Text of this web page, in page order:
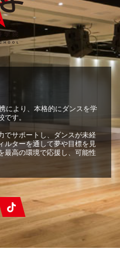
により、本格的にダンスを学
す。
でサポートし、ダンスが未経
ルターを通して夢や目標を見
最高の環境で応援し、可能性